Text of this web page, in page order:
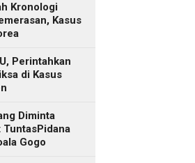
Kronologi
Kasus
Perintahkan
di Kasus
Diminta
TuntasPidana
Gogo